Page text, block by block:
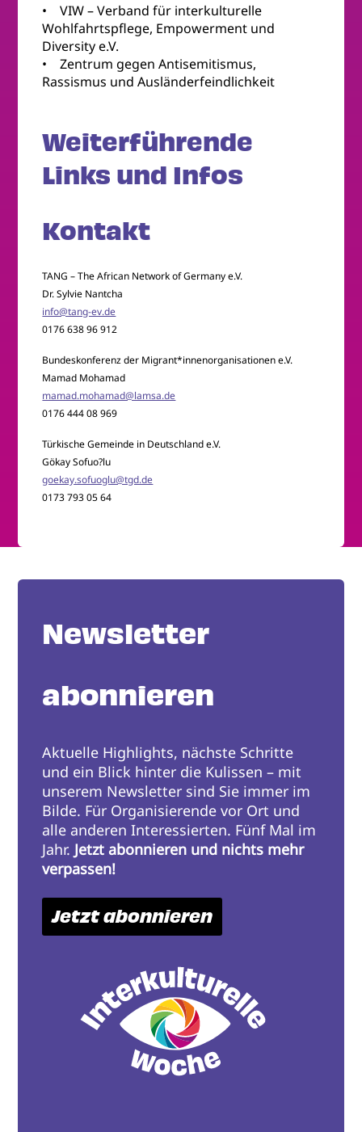
• VIW – Verband für interkulturelle
Wohlfahrtspflege, Empowerment und
Diversity e.V.
• Zentrum gegen Antisemitismus,
Rassismus und Ausländerfeindlichkeit
Weiterführende
Links und Infos
Kontakt
TANG – The African Network of Germany e.V.
Dr. Sylvie Nantcha
info@tang-ev.de
0176 638 96 912
Bundeskonferenz der Migrant*innenorganisationen e.V.
Mamad Mohamad
mamad.mohamad@lamsa.de
0176 444 08 969
Türkische Gemeinde in Deutschland e.V.
Gökay Sofuo?lu
goekay.sofuoglu@tgd.de
0173 793 05 64
Newsletter
abonnieren
Aktuelle Highlights, nächste Schritte
und ein Blick hinter die Kulissen – mit
unserem Newsletter sind Sie immer im
Bilde. Für Organisierende vor Ort und
alle anderen Interessierten. Fünf Mal im
Jahr. Jetzt abonnieren und nichts mehr
verpassen!
Jetzt abonnieren